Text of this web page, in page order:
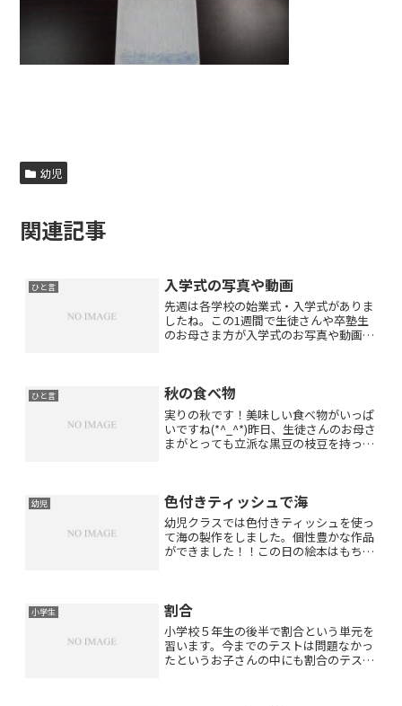
幼児
関連記事
ひと言 入学式の写真や動画
先週は各学校の始業式・入学式がありま
したね。この1週間で生徒さんや卒塾生
のお母さま方が入学式のお写真や動画を
頑張ろうと思いました(*...
ひと言 秋の食べ物
実りの秋です！美味しい食べ物がいっぱ
いですね(*^_^*)昨日、生徒さんのお母さ
まがとっても立派な黒豆の枝豆を持って
(^_^;)...
幼児 色付きティッシュで海
幼児クラスでは色付きティッシュを使っ
て海の製作をしました。個性豊かな作品
ができました！！この日の絵本はもちろ
小学生 割合
小学校５年生の後半で割合という単元を
習います。今までのテストは問題なかっ
たというお子さんの中にも割合のテスト